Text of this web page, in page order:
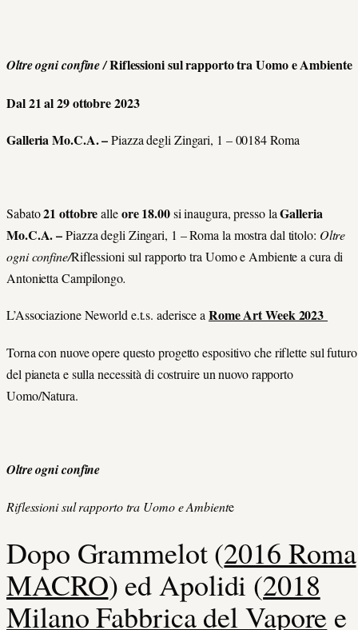
Oltre ogni confine/Riflessioni sul rapporto tra Uomo e Ambiente
Dal 21 al 29 ottobre 2023
Galleria Mo.C.A. –Piazza degli Zingari, 1 – 00184 Roma
Sabato21 ottobrealleore 18.00si inaugura, presso laGalleria
Mo.C.A. –Piazza degli Zingari, 1 – Roma la mostra dal titolo: Oltre
ogni confine/Riflessioni sul rapporto tra Uomo e Ambiente a cura di
Antonietta Campilongo.
L’Associazione Neworlde.t.s. aderisce aRome Art Week 2023
Torna con nuove opere questo progetto espositivo che riflette sul futuro
del pianeta e sulla necessità di costruire un nuovo rapporto
Uomo/Natura.
Oltre ogni confine
Riflessioni sul rapporto tra Uomo e Ambiente
Dopo Grammelot (2016 Roma
MACRO) ed Apolidi (2018
Milano Fabbrica del Vapore e